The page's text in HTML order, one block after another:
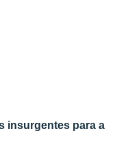
insurgentes para a